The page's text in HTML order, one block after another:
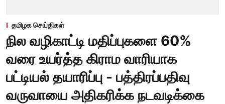
தமிழக செய்திகள்
நில வழிகாட்டி மதிப்புகளை 60%
வரை உயர்த்த கிராம வாரியாக
பட்டியல் தயாரிப்பு - பத்திரப்பதிவு
வருவாயை அதிகரிக்க நடவடிக்கை